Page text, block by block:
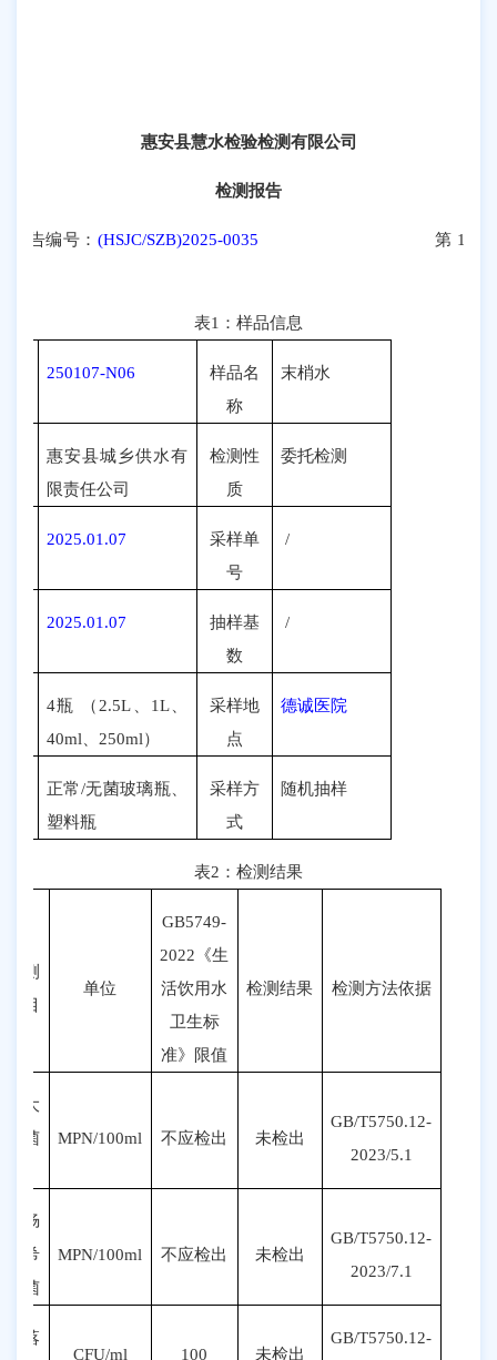
惠安县慧水检验检测有限公司
检测报告
报告编号： (HSJC/SZB)2025-0035 第 1
表1 ：样品信息
250107-N06
样品名
称
末梢水
惠安县城乡供水有
限责任公司
检测性
质
委托检测
2025.01.07
采样单
号
/
2025.01.07
抽样基
数
/
4瓶 （ 2.5L 1L
40ml
250ml）
采样地
点
德诚医院
正常/无菌玻璃瓶
塑料瓶
采样方
式
随机抽样
表2 ：检测结果
检测
项目
单位
GB5749-
2022 《生
活饮用水
卫生标
准》限值
检测结果 检测方法依据
总大
肠菌
MPN/100ml 不应检出 未检出
GB/T5750.12-
2023/5.1
大肠
埃希
氏菌
MPN/100ml 不应检出 未检出
GB/T5750.12-
2023/7.1
菌落
CFU/ml
100 未检出
GB/T5750.12-